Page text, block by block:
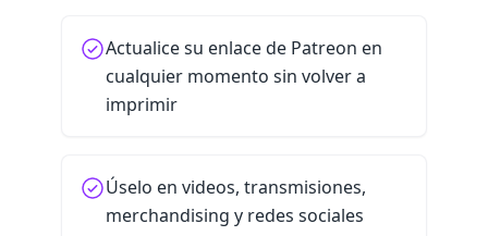
Actualice su enlace de Patreon en
cualquier momento sin volver a
imprimir
Úselo en videos, transmisiones,
merchandising y redes sociales